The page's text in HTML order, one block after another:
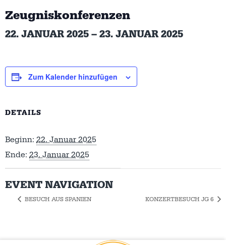
Zeugniskonferenzen
22. JANUAR 2025–23. JANUAR 2025
Zum Kalender hinzufügen
DETAILS
Beginn: 22. Januar 2025
Ende: 23. Januar 2025
EVENT NAVIGATION
BESUCH AUS SPANIEN KONZERTBESUCH JG 6